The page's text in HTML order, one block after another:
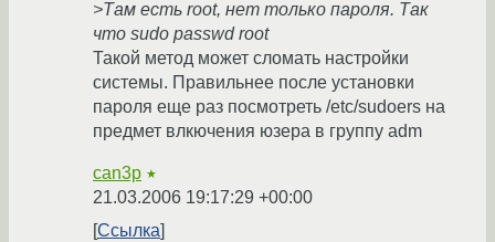
>Там есть root, нет только пароля. Так
что sudo passwd root
Такой метод может сломать настройки
системы. Правильнее после установки
пароля еще раз посмотреть /etc/sudoers на
предмет влкючения юзера в группу adm
can3p ★
21.03.2006 19:17:29 +00:00
Ссылка